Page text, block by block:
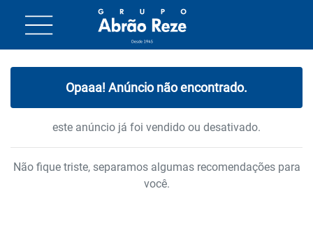
Opaaa! Anúncio não encontrado.
este anúncio já foi vendido ou desativado.
Não fique triste, separamos algumas recomendações para
você.